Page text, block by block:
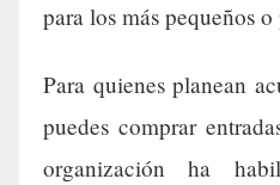
para los más pequeños
Para quienes planean
puedes comprar
organización ha